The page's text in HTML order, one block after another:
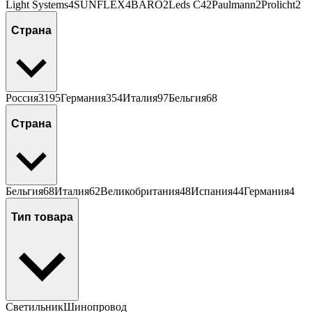
Light Systems4SUNFLEX4BÄRO2Leds C42Paulmann2Prolicht2
Страна
Россия3195Германия354Италия97Бельгия68
Страна
Бельгия68Италия62Великобритания48Испания44Германия4
Тип товара
СветильникШинопровод